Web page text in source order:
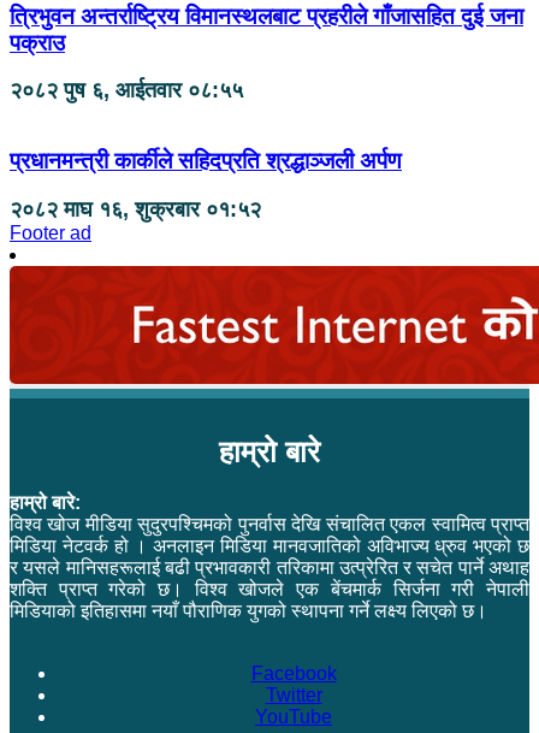
त्रिभुवन अन्तर्राष्ट्रिय विमानस्थलबाट प्रहरीले गाँजासहित दुई जना
पक्राउ
२०८२ पुष ६, आईतवार ०८:५५
प्रधानमन्त्री कार्कीले सहिदप्रति श्रद्धाञ्जली अर्पण
२०८२ माघ १६, शुक्रबार ०१:५२
Footer ad
हाम्रो बारे
हाम्रो बारे:
विश्व खोज मीडिया सुदुरपश्चिमको पुनर्वास देखि संचालित एकल स्वामित्व प्राप्त
मिडिया नेटवर्क हो । अनलाइन मिडिया मानवजातिको अविभाज्य ध्रुव भएको छ
र यसले मानिसहरूलाई बढी प्रभावकारी तरिकामा उत्प्रेरित र सचेत पार्ने अथाह
शक्ति प्राप्त गरेको छ। विश्व खोजले एक बेंचमार्क सिर्जना गरी नेपाली
मिडियाको इतिहासमा नयाँ पौराणिक युगको स्थापना गर्ने लक्ष्य लिएको छ।
Facebook
Twitter
YouTube